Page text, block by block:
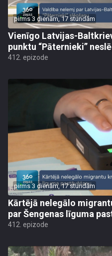
pirms 3 dienām, 17 stundām
Vienīgo Latvijas-
punktu “Pāternieki”
412. epizode
pirms 3 dienām, 17 stundām
Kārtējā nelegālo
par Šengenas līguma
412. epizode